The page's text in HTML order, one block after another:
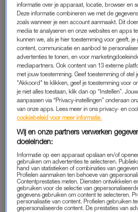
Joost en ik nemen ieder drie weken
week gezamenlijk. Daarmee is het
Joost en ik zitten dus ieder veertien
kinderen, maar gelukkig delen we wel
een camping niet te ver van ons
kunnen rijden. Op zich ideaal, want
vermaken ze zich allemaal. Ook bij
jaar. Maar voor ons als ouders is deze
echt gezellig. Dat is nou eenmaal de
groot gezin én een carrière.
EÉN WERKGEVER; DRIE
Mijn man en ik zijn allebei ambtenaar
Joost werkt fulltime, ik 28 uur. Dat ik
bewuste keuze. Ik maak mijn uren
we alleen overblijfkosten hebben en
informatie over je apparaat, locatie, browser en
Deze informatie combineren we met de
zoals wanneer je een account aanmaakt. Dit
media te analyseren en onze websites en apps
kunnen we, als je hier toestemming voor geeft,
content, communicatie en aanbod te
advertenties te tonen, en voor
mediapartners. Ook content van 13 externe
met jouw toestemming. Geef toestemming of stel
"Akkoord" te klikken, geef je toestemming voor
je niet alles toestaan, klik dan op “Instellen”.
aanpassen via “Privacy-instellingen” onderaan
van onze apps. Lees meer in ons privacy- en
cookiebeleid voor meer informatie.
Wij en onze partners verwerken
doeleinden:
Informatie op een apparaat opslaan en/of
gebruiken om advertenties te selecteren.
hand van statistieken of combinaties van
Profielen aanmaken ten behoeve van
Contentprestaties meten. Diensten ontwikkelen
gebruiken voor de selectie van
gegevens gebruiken om content te selecteren.
personalisatie van content. Profielen gebruiken
gepersonaliseerde content. De prestaties van